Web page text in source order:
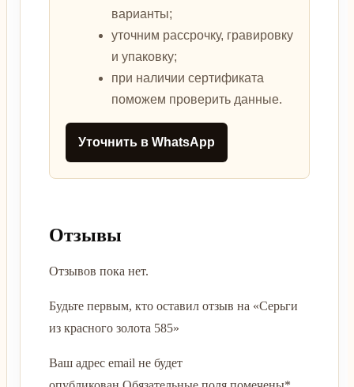
варианты;
уточним рассрочку, гравировку
и упаковку;
при наличии сертификата
поможем проверить данные.
Уточнить в WhatsApp
Отзывы
Отзывов пока нет.
Будьте первым, кто оставил отзыв на «Серьги
из красного золота 585»
Ваш адрес email не будет